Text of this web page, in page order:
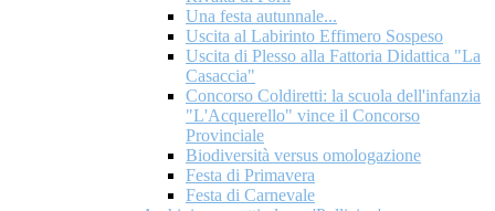
Una festa autunnale...
Uscita al Labirinto Effimero Sospeso
Uscita di Plesso alla Fattoria Didattica "La
Casaccia"
Concorso Coldiretti: la scuola dell'infanzia
"L'Acquerello" vince il Concorso
Provinciale
Biodiversità versus omologazione
Festa di Primavera
Festa di Carnevale